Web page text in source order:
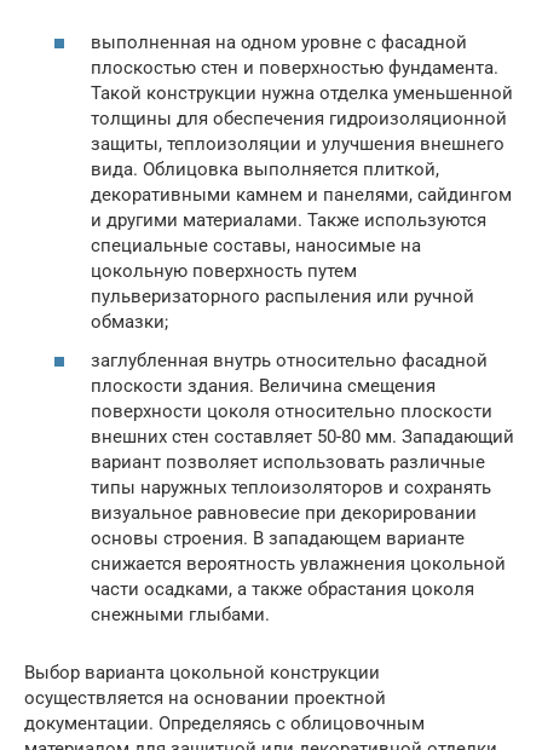
выполненная на одном уровне с фасадной
плоскостью стен и поверхностью фундамента.
Такой конструкции нужна отделка уменьшенной
толщины для обеспечения гидроизоляционной
защиты, теплоизоляции и улучшения внешнего
вида. Облицовка выполняется плиткой,
декоративными камнем и панелями, сайдингом
и другими материалами. Также используются
специальные составы, наносимые на
цокольную поверхность путем
пульверизаторного распыления или ручной
обмазки;
заглубленная внутрь относительно фасадной
плоскости здания. Величина смещения
поверхности цоколя относительно плоскости
внешних стен составляет 50-80 мм. Западающий
вариант позволяет использовать различные
типы наружных теплоизоляторов и сохранять
визуальное равновесие при декорировании
основы строения. В западающем варианте
снижается вероятность увлажнения цокольной
части осадками, а также обрастания цоколя
снежными глыбами.
Выбор варианта цокольной конструкции
осуществляется на основании проектной
документации. Определяясь с облицовочным